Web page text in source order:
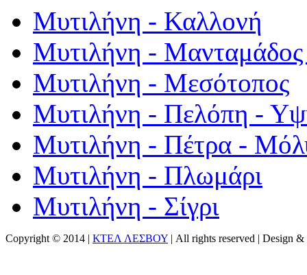
Μυτιλήνη - Καλλονή
Μυτιλήνη - Μανταμάδος
Μυτιλήνη - Μεσότοπος
Μυτιλήνη - Πελόπη -
Μυτιλήνη - Πέτρα -
Μυτιλήνη - Πλωμάρι
Μυτιλήνη - Σίγρι
Copyright © 2014 | ΚΤΕΛ ΛΕΣΒΟΥ | All rights reserved | Design &